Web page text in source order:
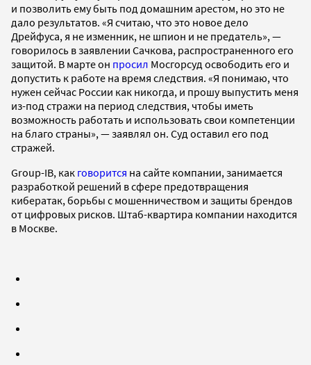
и позволить ему быть под домашним арестом, но это не
дало результатов. «Я считаю, что это новое дело
Дрейфуса, я не изменник, не шпион и не предатель», —
говорилось в заявлении Сачкова, распространенного его
защитой. В марте он просил Мосгорсуд освободить его и
допустить к работе на время следствия. «Я понимаю, что
нужен сейчас России как никогда, и прошу выпустить меня
из-под стражи на период следствия, чтобы иметь
возможность работать и использовать свои компетенции
на благо страны», — заявлял он. Суд оставил его под
стражей.
Group-IB, как говорится на сайте компании, занимается
разработкой решений в сфере предотвращения
кибератак, борьбы с мошенничеством и защиты брендов
от цифровых рисков. Штаб-квартира компании находится
в Москве.